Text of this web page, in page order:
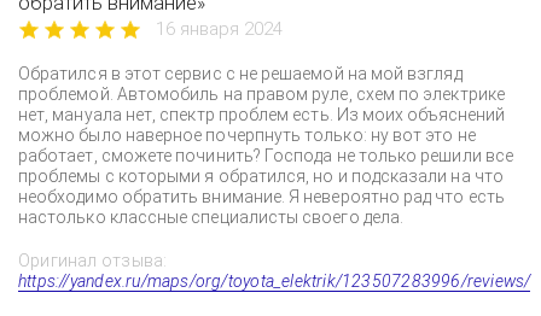
16 января 2024
Обратился в этот сервис с не решаемой на мой взгляд
проблемой. Автомобиль на правом руле, схем по электрике
нет, мануала нет, спектр проблем есть. Из моих объяснений
можно было наверное почерпнуть только: ну вот это не
работает, сможете починить? Господа не только решили все
проблемы с которыми я обратился, но и подсказали на что
необходимо обратить внимание. Я невероятно рад что есть
настолько классные специалисты своего дела.
Оригинал отзыва:
https://yandex.ru/maps/org/toyota_elektrik/123507283996/reviews/